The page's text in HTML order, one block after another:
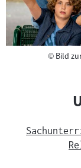
©Bild zur